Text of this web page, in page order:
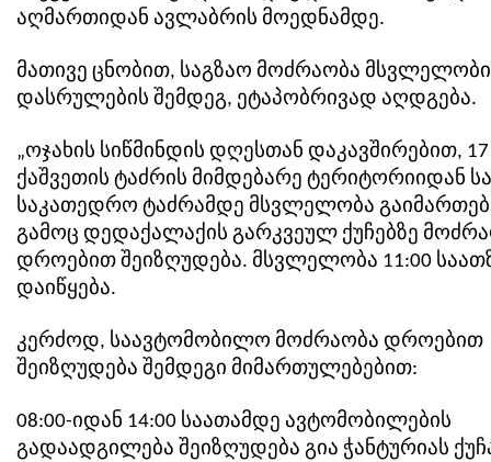
აღმართიდან ავლაბრის მოედნამდე.
მათივე ცნობით, საგზაო მოძრაობა
დასრულების შემდეგ, ეტაპობრივად აღდგება.
„ოჯახის სიწმინდის დღესთან დაკავშირებით, 17
ქაშვეთის ტაძრის მიმდებარე ტერიტორიიდან
საკათედრო ტაძრამდე მსვლელობა
გამოც დედაქალაქის გარკვეულ ქუჩებზე
დროებით შეიზღუდება. მსვლელობა 11:00
დაიწყება.
კერძოდ, საავტომობილო მოძრაობა დროებით
შეიზღუდება შემდეგი მიმართულებებით:
08:00-იდან 14:00 საათამდე ავტომობილების
გადაადგილება შეიზღუდება გია ჭანტურიას